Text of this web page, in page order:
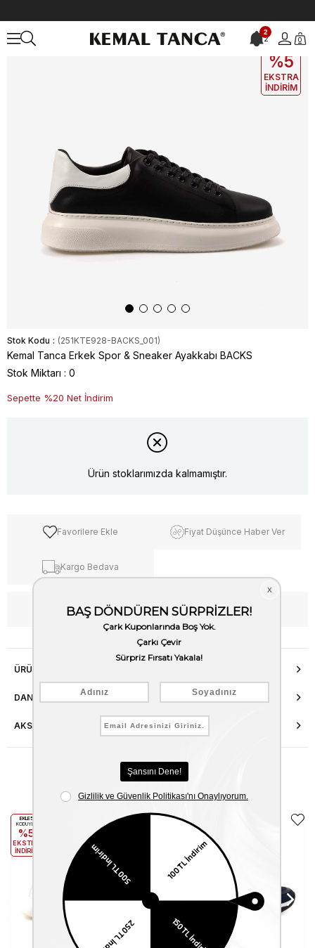
2
2 0
EKLE5
%5
EKSTRA
İNDİRİM
Stok Kodu (251KTE928-BACKS_001)
Kemal Tanca Erkek Spor & Sneaker Ayakkabı BACKS
Stok Miktarı : 0
Sepette %20 Net İndirim
Ürün stoklarımızda kalmamıştır.
Favorilere Ekle Fiyat Düşünce Haber Ver
Kargo Bedava
WhatsApp’tan Bilgi Al
ÜRÜN ÖZELLIKLERI
DANIŞMA HATTI
AKSESUAR ONARIMI
Benzer Ürünler
EKLE5
KODUYLA
%5
EKSTRA
İNDİRİM
EKLE5
KODUYLA
İNDİRİM